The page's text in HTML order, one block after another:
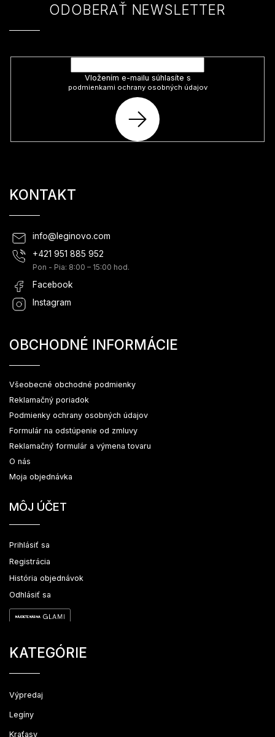
ODOBERAŤ NEWSLETTER
Vložením e-mailu súhlasíte s
podmienkami ochrany osobných údajov
PRIHLÁSIŤ
SA
KONTAKT
info@leginovo.com
+421 951 885 952
Pon - Pia: 8:00 – 15:00 hod.
Facebook
Instagram
OBCHODNÉ INFORMÁCIE
Všeobecné obchodné podmienky
Reklamačný poriadok
Podmienky ochrany osobných údajov
Formulár na odstúpenie od zmluvy
Reklamačný formulár a výmena tovaru
O nás
Moja objednávka
MÔJ ÚČET
Prihlásiť sa
Registrácia
História objednávok
Odhlásiť sa
KATEGÓRIE
Výpredaj
Legíny
Kraťasy